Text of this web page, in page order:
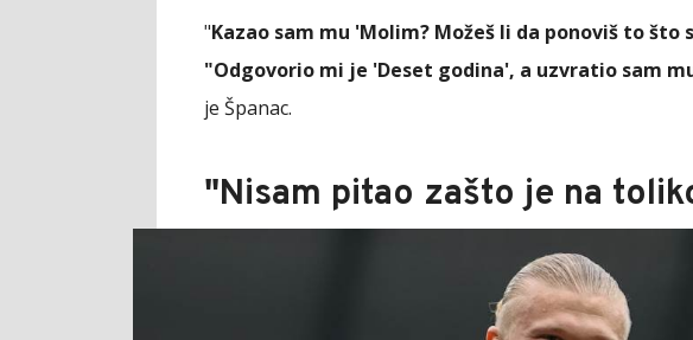
"Kazao sam mu 'Molim? Možeš li da ponoviš to
"Odgovorio mi je 'Deset godina', a uzvratio sam
je Španac.
"Nisam pitao zašto je na